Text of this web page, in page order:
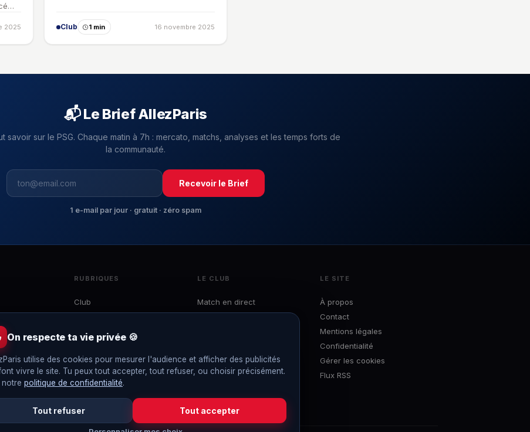
2025 Club 1 min 16 novembre 2025
📬 Le Brief AllezParis
savoir sur le PSG. Chaque matin à 7h : mercato, matchs, analyses et les temps forts de
la communauté.
Recevoir le Brief
1 e-mail par jour · gratuit · zéro spam
RUBRIQUES
Club
Ligue 1
Coupes
EDF
LE CLUB
Match en direct
Interviews
Le Brief
LE SITE
À propos
Contact
Mentions légales
Confidentialité
Gérer les cookies
Flux RSS
On respecte ta vie privée 🍪
utilise des cookies pour mesurer l'audience et afficher des publicités
vivre le site. Tu peux tout accepter, tout refuser, ou choisir précisément.
notre politique de confidentialité.
Tout refuser Tout accepter